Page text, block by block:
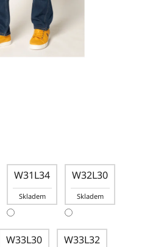
W31L34
Skladem
W32L30
Skladem
W33L30 W33L32